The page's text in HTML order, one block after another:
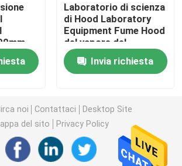
del laboratorio
del laboratorio
di sicurezza
biologico
Laboratorio di scienza
di Hood Laboratory
Equipment Fume Hood
del vapore del
laboratorio di
L1200mmInvia richiesta
noi Contattaci
Desktop Site
del sito
Privacy Policy